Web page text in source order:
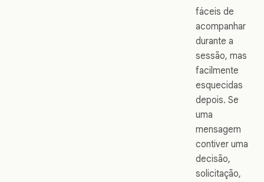
fáceis de
acompanhar
durante a
sessão, mas
facilmente
esquecidas
depois. Se
uma
mensagem
contiver uma
decisão,
solicitação,